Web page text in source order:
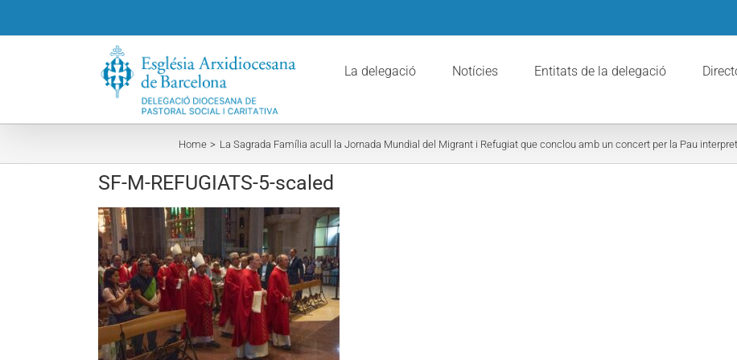
La delegació Notícies Entitats de la delegació
Home La Sagrada Família acull la Jornada Mundial del Migrant i Refugiat que conclou amb un concert per la Pau
SF-M-REFUGIATS-5-scaled